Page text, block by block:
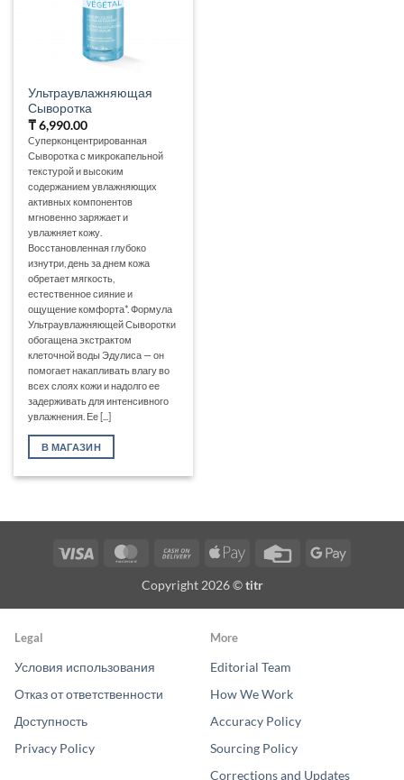
Ультраувлажняющая
Сыворотка
₸6,990.00
Cуперконцентрированная
Сыворотка с микрокапельной
текстурой и высоким
содержанием увлажняющих
активных компонентов
мгновенно заряжает и
увлажняет кожу.
Восстановленная глубоко
изнутри, день за днем кожа
обретает мягкость,
естественное сияние и
ощущение комфорта*. Формула
Ультраувлажняющей Сыворотки
обогащена экстрактом
клеточной воды Эдулиса — он
помогает накапливать влагу во
всех слоях кожи и надолго ее
задерживать для интенсивного
увлажнения. Ее [...]
В МАГАЗИН
Visa MasterCardCash
Delivery
Apple
Credit
Google
Copyright 2026 ©titr
Legal
Условия использования
Отказ от ответственности
Доступность
Privacy Policy
More
Editorial Team
How We Work
Accuracy Policy
Sourcing Policy
Corrections and Updates